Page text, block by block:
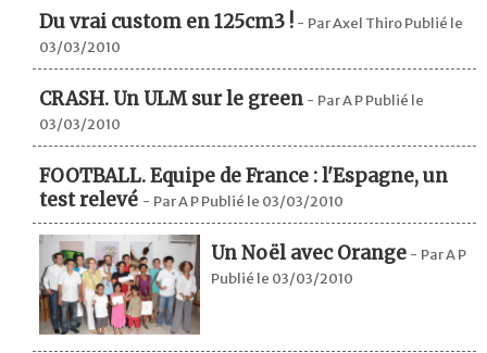
Du vrai custom en 125cm3 ! - Par Axel Thiro Publié le
03/03/2010
CRASH. Un ULM sur le green - Par A P Publié le
03/03/2010
FOOTBALL. Equipe de France : l'Espagne, un
test relevé - Par A P Publié le 03/03/2010
Un Noël avec Orange - Par A P
Publié le 03/03/2010